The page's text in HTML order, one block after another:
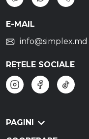
E-MAIL
info@simplex.md
REȚELE SOCIALE
PAGINI